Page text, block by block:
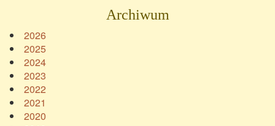
Archiwum
2026
2025
2024
2023
2022
2021
2020